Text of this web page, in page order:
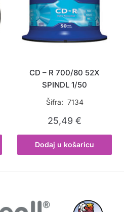
CD – R 700/80 52X
SPINDL 1/50
Šifra: 7134
25,49€
Dodaj u košaricu